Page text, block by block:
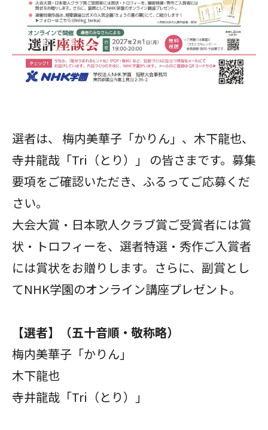
選者は、 梅内美華子「かりん」 、木下龍也、
寺井龍哉「Tri（とり）」 の皆さまです。募集
要項をご確認いただき、ふるってご応募くだ
さい。
大会大賞・日本歌人クラブ賞ご受賞者には賞
状・トロフィーを、選者特選・秀作ご入賞者
には賞状をお贈りします。さらに、副賞とし
てNHK学園のオンライン講座プレゼント。
【選者】（五十音順・敬称略）
梅内美華子「かりん」
木下龍也
寺井龍哉「Tri（とり）」